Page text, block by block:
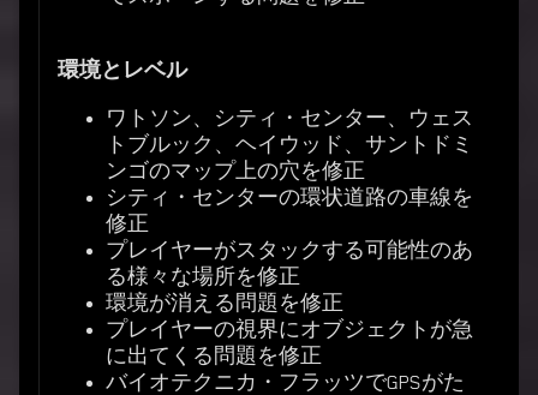
環境とレベル
ワトソン、シティ・センター、ウェス
トブルック、ヘイウッド、サントドミ
ンゴのマップ上の穴を修正
シティ・センターの環状道路の車線を
修正
プレイヤーがスタックする可能性のあ
る様々な場所を修正
環境が消える問題を修正
プレイヤーの視界にオブジェクトが急
に出てくる問題を修正
バイオテクニカ・フラッツでGPSがた